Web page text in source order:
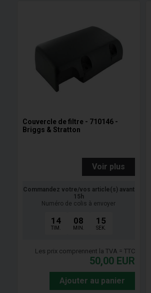
Couvercle de filtre - 710146 -
Briggs & Stratton
Voir plus
Commandez votre/vos article(s) avant
15h
Numéro de colis à envoyer
14
TIM.
08
MIN.
14
SEK.
Les prix comprennent la TVA = TTC
50,00 EUR
Ajouter au panier